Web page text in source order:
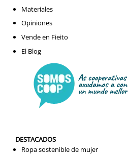
Materiales
Opiniones
Vende en Fieito
El Blog
DESTACADOS
Ropa sostenible de mujer